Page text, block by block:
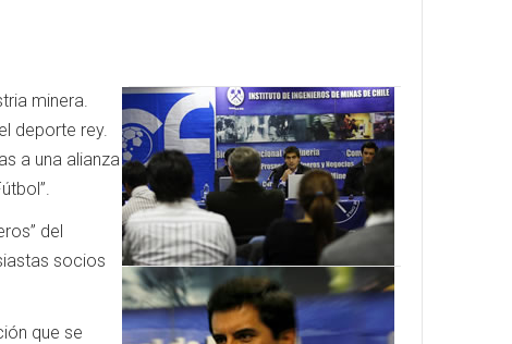
minera.
deporte rey.
a una alianza
del
socios
que se